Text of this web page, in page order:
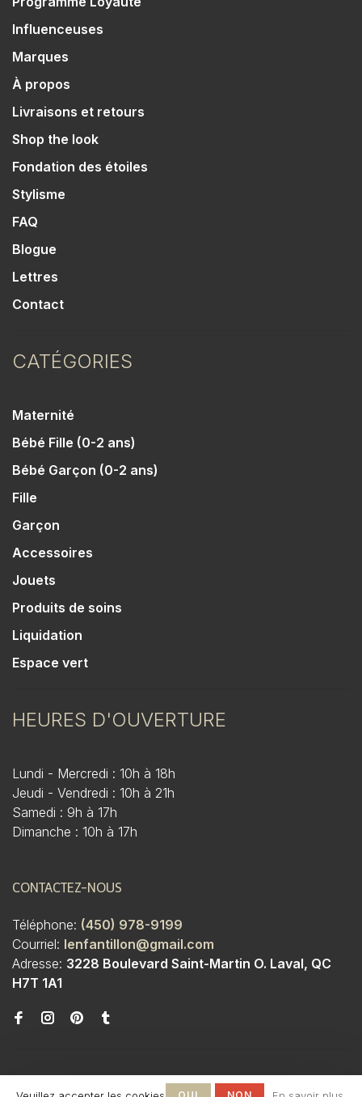
Influenceuses
Marques
À propos
Livraisons et retours
Shop the look
Fondation des étoiles
Stylisme
FAQ
Blogue
Lettres
Contact
CATÉGORIES
Maternité
Bébé Fille (0-2 ans)
Bébé Garçon (0-2 ans)
Fille
Garçon
Accessoires
Jouets
Produits de soins
Liquidation
Espace vert
HEURES D'OUVERTURE
Lundi - Mercredi : 10h à 18h
Jeudi - Vendredi : 10h à 21h
Samedi : 9h à 17h
Dimanche : 10h à 17h
CONTACTEZ-NOUS
Téléphone: (450) 978-9199
Courriel: lenfantillon@gmail.com
Adresse: 3228 Boulevard Saint-Martin O. Laval, QC
H7T 1A1